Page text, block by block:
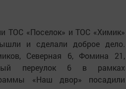
ТОС «Поселок» и ТОС «Химик»
и сделали доброе дело.
Северная 6, Фомина 21,
переулок 6 в рамках
«Наш двор» посадили